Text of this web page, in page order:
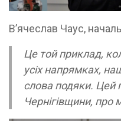
В’ячеслав Чаус,
Це той приклад,
усіх напрямках,
слова подяки. Цей
Чернігівщини, про